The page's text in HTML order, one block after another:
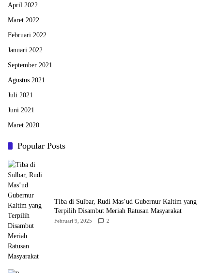
April 2022
Maret 2022
Februari 2022
Januari 2022
September 2021
Agustus 2021
Juli 2021
Juni 2021
Maret 2020
Popular Posts
Tiba di Sulbar, Rudi Mas’ud Gubernur Kaltim yang
Terpilih Disambut Meriah Ratusan Masyarakat
Februari 9, 2025 2